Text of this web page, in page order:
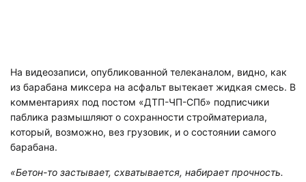
На видеозаписи, опубликованной телеканалом, видно, как
из барабана миксера на асфальт вытекает жидкая смесь. В
комментариях под постом «ДТП-ЧП-СПб» подписчики
паблика размышляют о сохранности стройматериала,
который, возможно, вез грузовик, и о состоянии самого
барабана.
«Бетон-то застывает, схватывается, набирает прочность.